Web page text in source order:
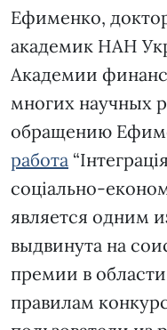
Ефименко,
академик НАН
Академии
многих научных
обращению
работа
соціально-
является одним
выдвинута на
премии в
правилам